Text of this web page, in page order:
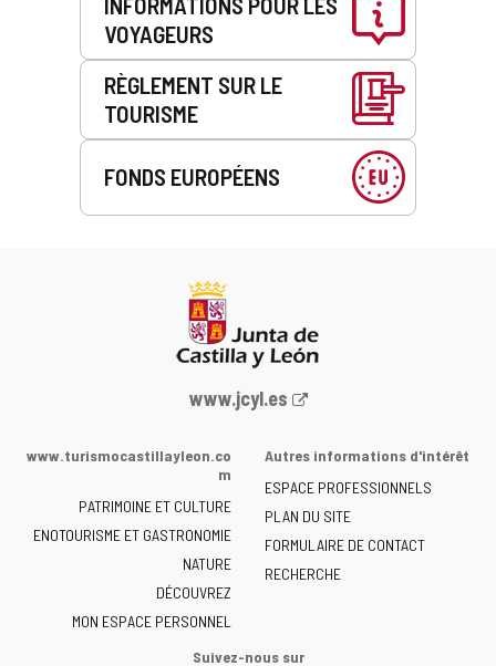
VOYAGEURS
RÈGLEMENT SUR LE
TOURISME
FONDS EUROPÉENS
Portail
la
de
Castilla
y
León
-
www.jcyl.es
www.turismocastillayleon.co
m
PATRIMOINE ET CULTURE
ENOTOURISME ET GASTRONOMIE
NATURE
DÉCOUVREZ
MON ESPACE PERSONNEL
Autres informations d'intérêt
ESPACE PROFESSIONNELS
PLAN DU SITE
FORMULAIRE DE CONTACT
RECHERCHE
Suivez-nous sur